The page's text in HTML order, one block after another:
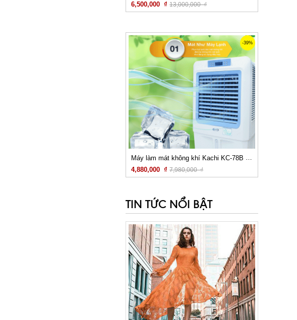
6,500,000 ₫13,000,000 ₫
-39%
4,880,000 ₫7,980,000 ₫
TIN TỨC NỔI BẬT